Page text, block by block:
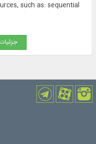
such as: sequential
23 extracted
Persian translations in
Qur’anic Exegesis and